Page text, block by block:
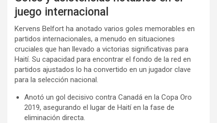
juego internacional
Kervens Belfort ha anotado varios goles memorables en
partidos internacionales, a menudo en situaciones
cruciales que han llevado a victorias significativas para
Haití. Su capacidad para encontrar el fondo de la red en
partidos ajustados lo ha convertido en un jugador clave
para la selección nacional.
Anotó un gol decisivo contra Canadá en la Copa Oro
2019, asegurando el lugar de Haití en la fase de
eliminación directa.